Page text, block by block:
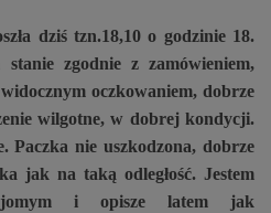
dziś tzn.18,10 o godzinie 18.
zgodnie z zamówieniem,
oczkowaniem, dobrze
wilgotne, w dobrej kondycji.
Paczka nie uszkodzona, dobrze
jak na taką odległość. Jestem
i opisze latem jak